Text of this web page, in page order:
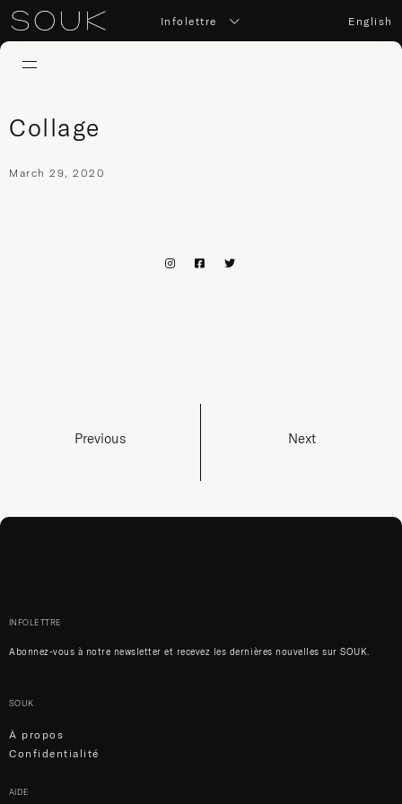
Infolettre English
Collage
March 29, 2020
Previous Next
INFOLETTRE
Abonnez-vous à notre newsletter et recevez les dernières nouvelles sur SOUK.
SOUK
À propos
Confidentialité
AIDE